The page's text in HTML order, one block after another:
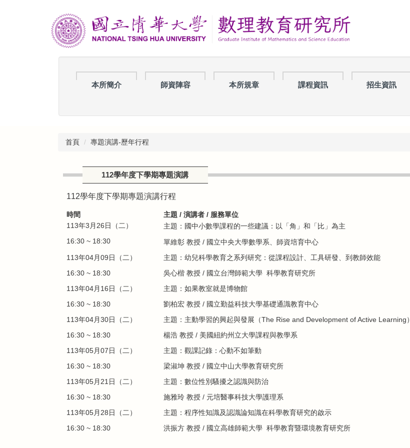
本所簡介 師資陣容 本所規章 課程資訊 招生資訊
首頁 專題演講-歷年行程
112學年度下學期專題演講
112學年度下學期專題演講行程
時間 主題 / 演講者 / 服務單位
113年3月26日（二）
16:30 ~ 18:30
主題： 國中小數學課程的一些建議：以「角」和「比」為主
單維彰 教授 / 國立中央大學數學系、師資培育中心
113年04月09日（二）
16:30 ~ 18:30
主題： 幼兒科學教育之系列研究：從課程設計、工具研發、到教師效能
吳心楷 教授 / 國立台灣師範大學 科學教育研究所
113年04月16日（二）
16:30 ~ 18:30
主題： 如果教室就是博物館
劉柏宏 教授 / 國立勤益科技大學基礎通識教育中心
113年04月30日（二）
16:30 ~ 18:30
主題：主動學習的興起與發展（The Rise and Development of Active Learning）
楊浩 教授 / 美國紐約州立大學課程與教學系
113年05月07日（二）
16:30 ~ 18:30
主題：觀課記錄：心動不如筆動
梁淑坤 教授 / 國立中山大學教育研究所
113年05月21日（二）
16:30 ~ 18:30
主題： 數位性別騷擾之認識與防治
施雅玲 教授 / 元培醫事科技大學護理系
113年05月28日（二）
16:30 ~ 18:30
主題： 程序性知識及認識論知識在科學教育研究的啟示
洪振方 教授 / 國立高雄師範大學 科學教育暨環境教育研究所